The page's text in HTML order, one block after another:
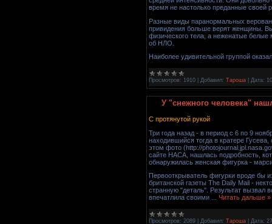
время не настолько преданные своей
Разные виды паранормальных
привидения больше верят женщины.
физического тела, а неженатые белые
об НЛО.
Наиболее удивительной группой
Просмотров: 1910 Добавил: Тароша Дата:
У "снежного человека"
С протянутой рукой
Три года назад - в период с 6 по 9
находившийся тогда в кратере
этом фото (http://
сайте НАСА, нашлась подробность,
обнаружилась женская фигурка -
Первооткрыватель фигурки вроде бы
британской газеты The Daily Mail -
странную "деталь". Результат вызвал
впечатлила своими
Читать дальше »
Просмотров: 2089 Добавил: Тароша Дата: